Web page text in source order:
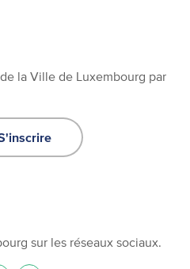
la Ville de Luxembourg par
sur les réseaux sociaux.